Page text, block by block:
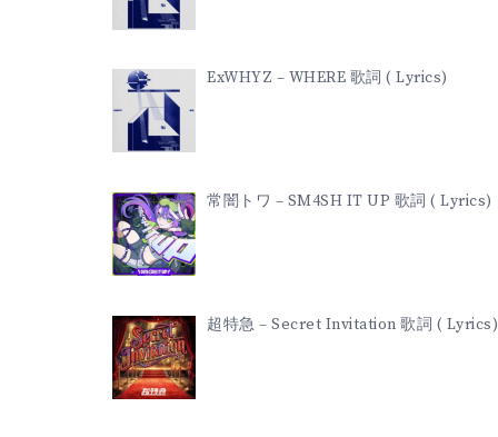
ExWHYZ – WHERE 歌詞 ( Lyrics)
常闇トワ – SM4SH IT UP 歌詞 ( Lyrics)
超特急 – Secret Invitation 歌詞 ( Lyrics)